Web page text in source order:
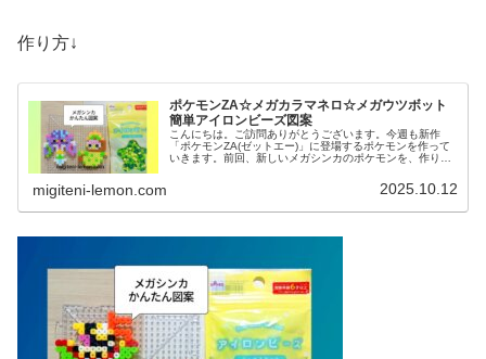
作り方↓
ポケモンZA☆メガカラマネロ☆メガウツボット
簡単アイロンビーズ図案
こんにちは。ご訪問ありがとうございます。今週も新作
「ポケモンZA(ゼットエー)」に登場するポケモンを作って
いきます。前回、新しいメガシンカのポケモンを、作りま
migiteni-lemon.com 2025.10.12